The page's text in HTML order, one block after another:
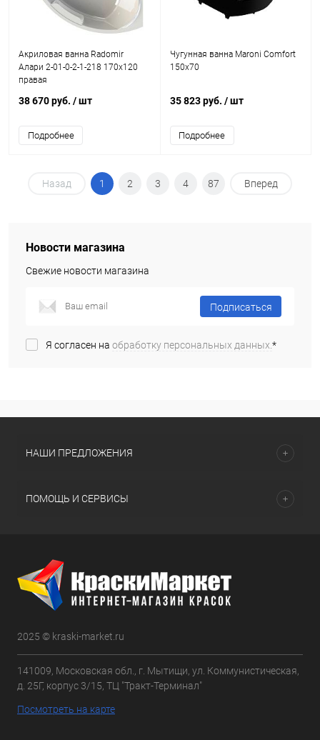
Акриловая ванна Radomir
Алари 2-01-0-2-1-218 170x120
правая
38 670 руб. / шт
Подробнее
Чугунная ванна Maroni Comfort
150x70
35 823 руб. / шт
Подробнее
Назад 1 2 3 4 87 Вперед
Новости магазина
Свежие новости магазина
Подписаться
Я согласен на обработку персональных данных.*
НАШИ ПРЕДЛОЖЕНИЯ
ПОМОЩЬ И СЕРВИСЫ
2025 © kraski-market.ru
141009, Московская обл., г. Мытищи, ул. Коммунистическая,
д. 25Г, корпус 3/15, ТЦ "Тракт-Терминал"
Посмотреть на карте